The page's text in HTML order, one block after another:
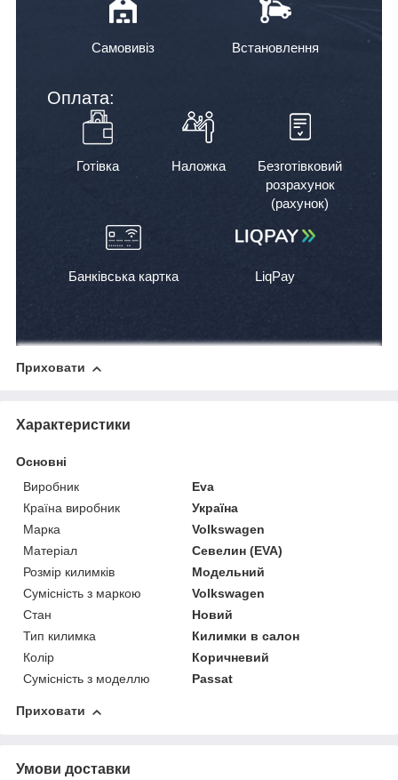
Самовивіз Встановлення
Оплата:
Готівка Наложка
Безготівковий
розрахунок
(рахунок)
Банківська картка LiqPay
Приховати
Характеристики
Основні
Виробник
Eva
Країна виробник
Україна
Марка
Volkswagen
Матеріал
Севелин (EVA)
Розмір килимків
Модельний
Сумісність з маркою
Volkswagen
Стан
Новий
Тип килимка
Килимки в салон
Колір
Коричневий
Сумісність з моделлю
Passat
Приховати
Умови доставки